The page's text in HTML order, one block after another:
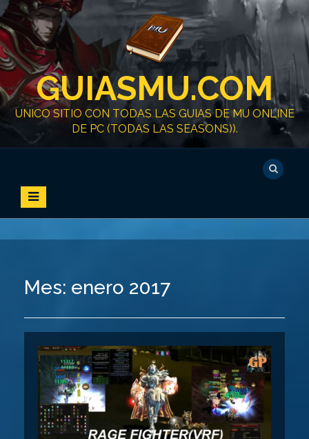
k
i
p
t
c
o
GUIASMU.COM
UNICO SITIO CON TODAS LAS GUIAS DE MU ONLINE
DE PC (TODAS LAS SEASONS)).
Mes: enero 2017